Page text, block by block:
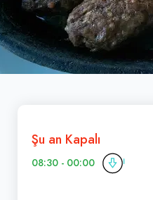
Şu an Kapalı
08:30 - 00:00